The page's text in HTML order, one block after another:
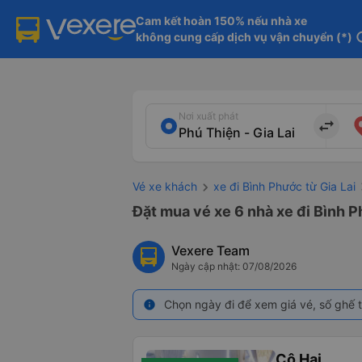
Cam kết hoàn 150% nếu nhà xe
không cung cấp dịch vụ vận chuyển (*)
Nơi xuất phát
import_export
Vé xe khách xe đi Bình Phước từ Gia Lai
Đặt mua vé xe 6 nhà xe đi Bình
Vexere Team
Ngày cập nhật: 07/08/2026
info Chọn ngày đi để xem giá vé, số